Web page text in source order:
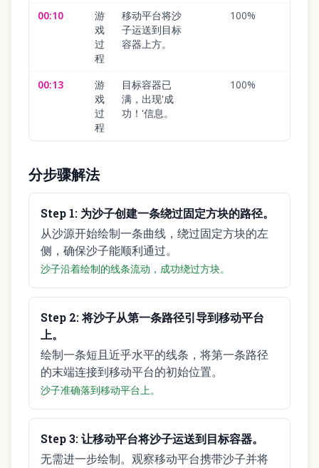
00:10
游
戏
过
程
移动平台将沙
子运送到目标
容器上方。
100%
00:13
游
戏
过
程
目标容器已
满，出现'成
功！'信息。
100%
分步骤解法
Step 1: 为沙子创建一条绕过固定方块的路径。
从沙源开始绘制一条曲线，绕过固定方块的左
侧，确保沙子能顺利通过。
沙子沿着绘制的线条流动，成功绕过方块。
Step 2:将沙子从第一条路径引导到移动平台
上。
绘制一条短且近乎水平的线条，将第一条路径
的末端连接到移动平台的初始位置。
沙子准确落到移动平台上。
Step3:让移动平台将沙子运送到目标容器。
无需进一步绘制。观察移动平台携带沙子并将